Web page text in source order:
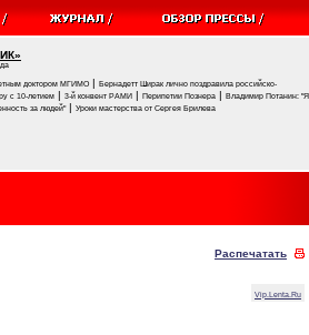
доктором МГИМО |
Бернадетт Ширак лично поздравила российско-
с 10-летием | 3-й конвент РАМИ | Перипетии Познера |
Владимир Потанин: "Я
за людей"| Уроки мастерства от Сергея Брилева
Распечатать
Vip.Lenta.Ru